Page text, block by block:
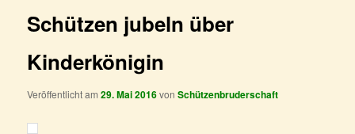
springen
Schützen jubeln über
Kinderkönigin
Veröffentlicht am29. Mai 2016vonSchützenbruderschaft